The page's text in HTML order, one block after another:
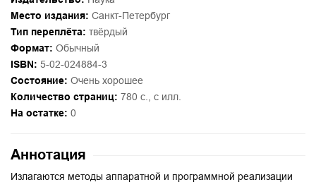
Место издания: Санкт-Петербург
Тип переплёта: твёрдый
Формат: Обычный
ISBN: 5-02-024884-3
Состояние: Очень хорошее
Количество страниц: 780 с., с илл.
На остатке: 0
Аннотация
Излагаются методы аппаратной и программной реализации